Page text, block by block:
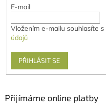
E-mail
Vložením e-mailu souhlasíte s
údajů
PŘIHLÁSIT SE
Přijímáme online platby